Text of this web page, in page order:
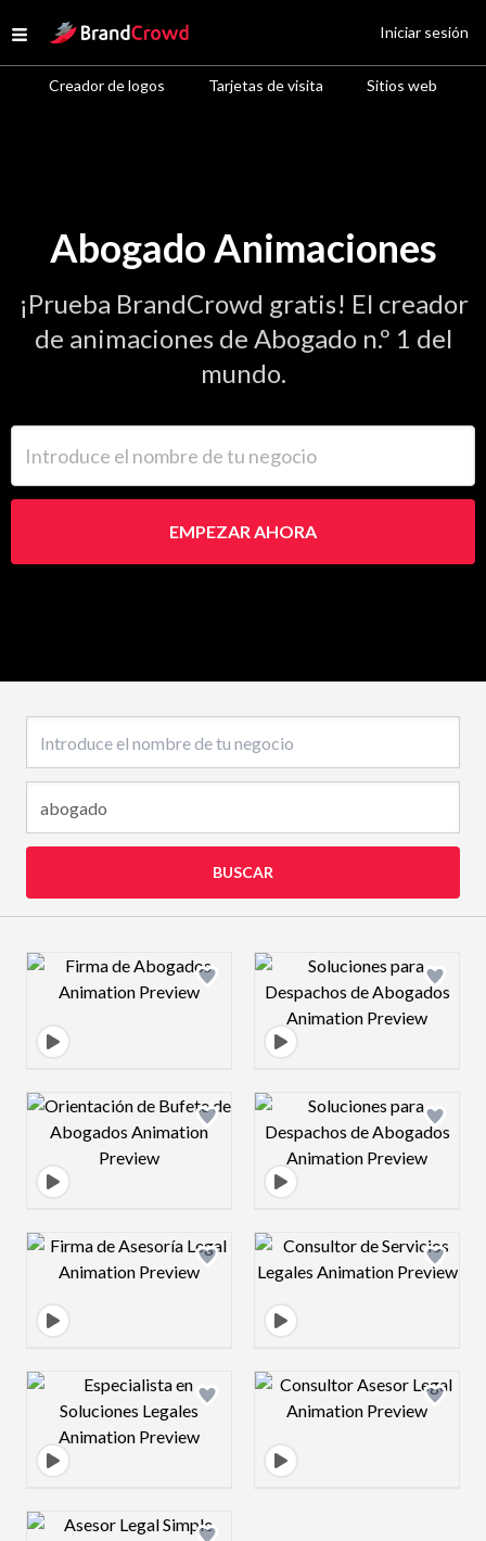
Open menu
Site Logo
Creador de logos Tarjetas de visita Sitios web
Iniciar sesión
Abogado Animaciones
¡Prueba BrandCrowd gratis! El creador
de animaciones de Abogado n.º 1 del
mundo.
EMPEZAR AHORA
BUSCAR
Design preview image Design preview
Design preview image Design preview
Design preview image Design preview
Design preview image Design preview
Design preview image